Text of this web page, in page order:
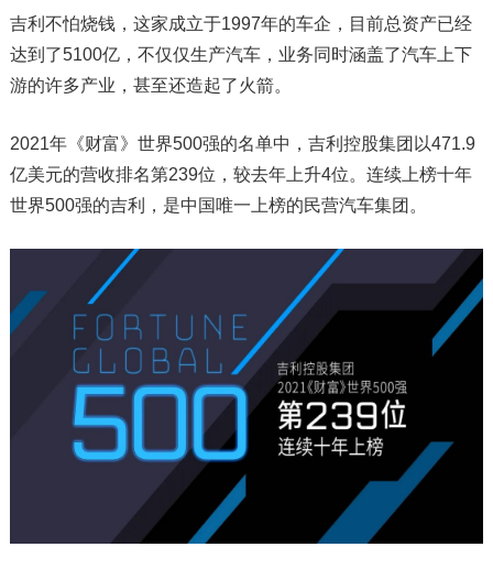
吉利不怕烧钱，这家成立于1997年的车企，目前总资产已经
达到了5100亿，不仅仅生产汽车，业务同时涵盖了汽车上下
游的许多产业，甚至还造起了火箭。
2021年《财富》世界500强的名单中，吉利控股集团以471.9
亿美元的营收排名第239位，较去年上升4位。连续上榜十年
世界500强的吉利，是中国唯一上榜的民营汽车集团。